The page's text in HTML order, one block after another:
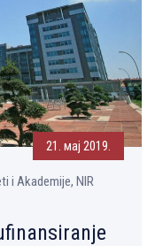
21. мај 2019.
i Akademije, NIR